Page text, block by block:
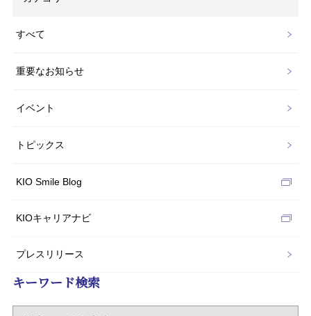
すべて
重要なお知らせ
イベント
トピックス
KIO Smile Blog
KIOキャリアナビ
プレスリリース
キーワード検索